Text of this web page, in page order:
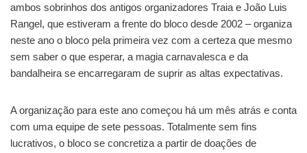
ambos sobrinhos dos antigos organizadores Traia e João Luis
Rangel, que estiveram a frente do bloco desde 2002 – organiza
neste ano o bloco pela primeira vez com a certeza que mesmo
sem saber o que esperar, a magia carnavalesca e da
bandalheira se encarregaram de suprir as altas expectativas.
A organização para este ano começou há um mês atrás e conta
com uma equipe de sete pessoas. Totalmente sem fins
lucrativos, o bloco se concretiza a partir de doações de